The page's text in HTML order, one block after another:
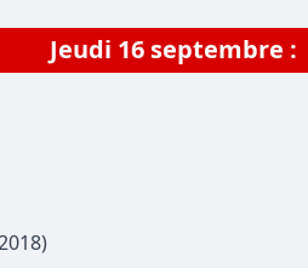
Jeudi 16 septembre :